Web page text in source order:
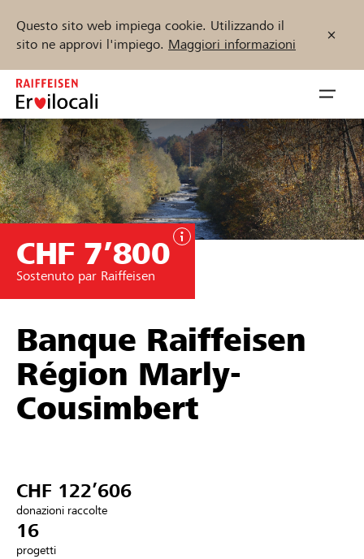
Questo sito web impiega cookie. Utilizzando il
sito ne approvi l'impiego. Maggiori informazioni
Zum
Inhalt
springen
öffnen
Sostenere
Aiuto & supporto
Partner / Banche Raiffeisen
Registrazione
Trova progetti e organizzazioni
Inizia ora
CHF 7’800
Sostenuto par Raiffeisen
Banque Raiffeisen
Région Marly-
Cousimbert
CHF 122’606
donazioni raccolte
16
progetti